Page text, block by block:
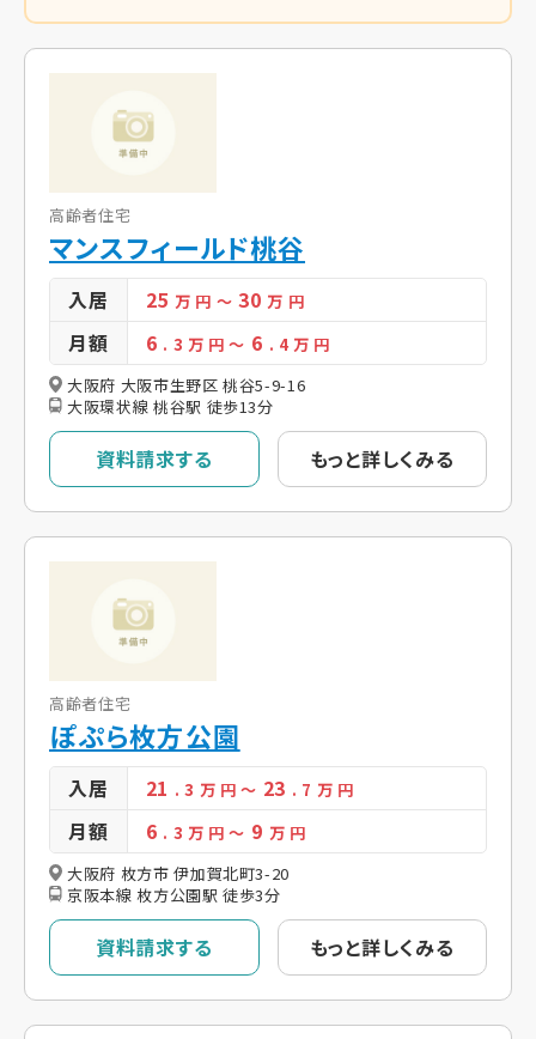
高齢者住宅
マンスフィールド桃谷
入居 25万 円 ～ 30万 円
月額 6 . 3 万 円～ 6 . 4万 円
大阪府 大阪市生野区 桃谷5-9-16
大阪環状線 桃谷駅 徒歩13分
資料請求する もっと詳しくみる
高齢者住宅
ぽぷら枚方公園
入居 21 . 3 万 円～ 23 . 7 万 円
月額 6 . 3 万 円～ 9 万 円
大阪府 枚方市 伊加賀北町3-20
京阪本線 枚方公園駅 徒歩3分
資料請求する もっと詳しくみる